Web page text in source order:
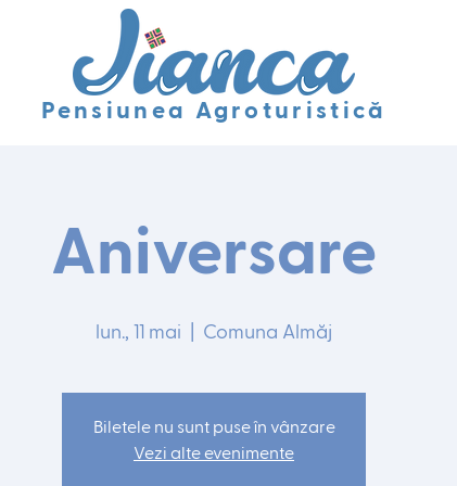
Pensiunea Agroturistică
Aniversare
lun., 11 mai Comuna Almăj
Biletele nu sunt puse în vânzare
Vezi alte evenimente